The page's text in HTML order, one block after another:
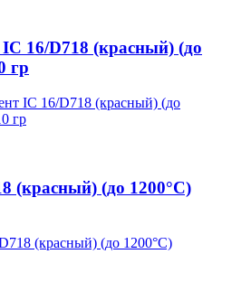
16/D718 (красный) (до
гр
(красный) (до 1200°С)